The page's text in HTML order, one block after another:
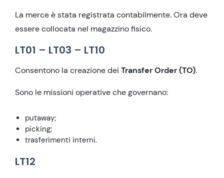
La merce è stata registrata contabilmente. Ora deve
essere collocata nel magazzino fisico.
LT01 – LT03 – LT10
Consentono la creazione dei Transfer Order (TO).
Sono le missioni operative che governano:
putaway;
picking;
trasferimenti interni.
LT12